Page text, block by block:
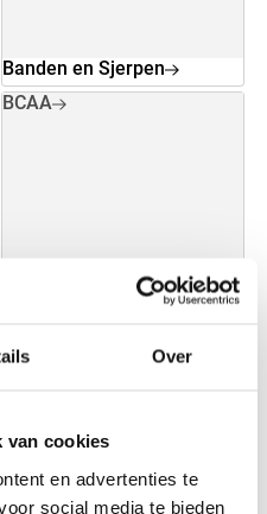
Over
van cookies
en advertenties te
social media te bieden
Banden en Sjerpen
BCAA
BCAA
daarom vinden wij het erg